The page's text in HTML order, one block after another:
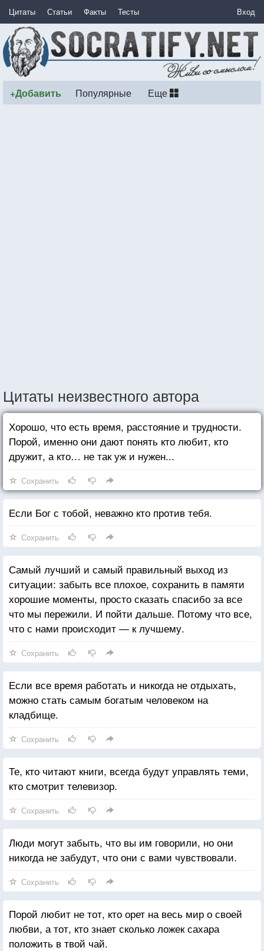
Цитаты Статьи Факты Тесты Вход
+Добавить Популярные Еще
Цитаты неизвестного автора
Хорошо, что есть время, расстояние и трудности.
Порой, именно они дают понять кто любит, кто
дружит, а кто… не так уж и нужен...
Сохранить
Если Бог с тобой, неважно кто против тебя.
Сохранить
Самый лучший и самый правильный выход из
ситуации: забыть все плохое, сохранить в памяти
хорошие моменты, просто сказать спасибо за все
что мы пережили. И пойти дальше. Потому что все,
что с нами происходит — к лучшему.
Сохранить
Если все время работать и никогда не отдыхать,
можно стать самым богатым человеком на
кладбище.
Сохранить
Те, кто читают книги, всегда будут управлять теми,
кто смотрит телевизор.
Сохранить
Люди могут забыть, что вы им говорили, но они
никогда не забудут, что они с вами чувствовали.
Сохранить
Порой любит не тот, кто орет на весь мир о своей
любви, а тот, кто знает сколько ложек сахара
положить в твой чай.